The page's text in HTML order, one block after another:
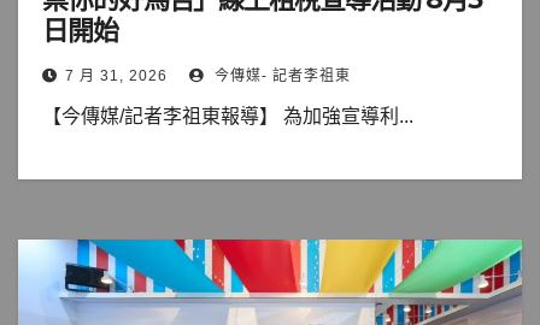
日開始
7 月 31, 2026 今傳媒- 記者李祖東
【今傳媒/記者李祖東報導】 為加強宣導利...